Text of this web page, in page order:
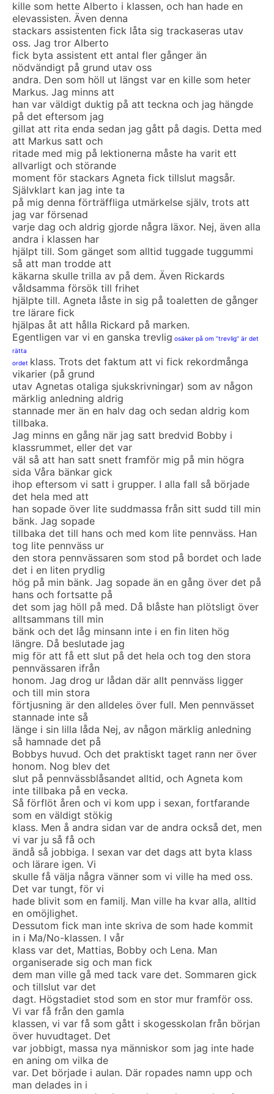
kille som hette Alberto i klassen, och han hade en
elevassisten. Även denna
stackars assistenten fick låta sig trackaseras utav
oss. Jag tror Alberto
fick byta assistent ett antal fler gånger än
nödvändigt på grund utav oss
andra. Den som höll ut längst var en kille som heter
Markus. Jag minns att
han var väldigt duktig på att teckna och jag hängde
på det eftersom jag
gillat att rita enda sedan jag gått på dagis. Detta med
att Markus satt och
ritade med mig på lektionerna måste ha varit ett
allvarligt och störande
moment för stackars Agneta fick tillslut magsår.
Självklart kan jag inte ta
på mig denna förträffliga utmärkelse själv, trots att
jag var försenad
varje dag och aldrig gjorde några läxor. Nej, även alla
andra i klassen har
hjälpt till. Som gänget som alltid tuggade tuggummi
så att man trodde att
käkarna skulle trilla av på dem. Även Rickards
våldsamma försök till frihet
hjälpte till. Agneta låste in sig på toaletten de gånger
tre lärare fick
hjälpas åt att hålla Rickard på marken.
Egentligen var vi en ganska trevlig osäker på om ”trevlig” är det
rätta
ordet klass. Trots det faktum att vi fick rekordmånga
vikarier (på grund
utav Agnetas otaliga sjukskrivningar) som av någon
märklig anledning aldrig
stannade mer än en halv dag och sedan aldrig kom
tillbaka.
Jag minns en gång när jag satt bredvid Bobby i
klassrummet, eller det var
väl så att han satt snett framför mig på min högra
sida Våra bänkar gick
ihop eftersom vi satt i grupper. I alla fall så började
det hela med att
han sopade över lite suddmassa från sitt sudd till min
bänk. Jag sopade
tillbaka det till hans och med kom lite pennväss. Han
tog lite pennväss ur
den stora pennvässaren som stod på bordet och lade
det i en liten prydlig
hög på min bänk. Jag sopade än en gång över det på
hans och fortsatte på
det som jag höll på med. Då blåste han plötsligt över
alltsammans till min
bänk och det låg minsann inte i en fin liten hög
längre. Då beslutade jag
mig för att få ett slut på det hela och tog den stora
pennvässaren ifrån
honom. Jag drog ur lådan där allt pennväss ligger
och till min stora
förtjusning är den alldeles över full. Men pennvässet
stannade inte så
länge i sin lilla låda Nej, av någon märklig anledning
så hamnade det på
Bobbys huvud. Och det praktiskt taget rann ner över
honom. Nog blev det
slut på pennvässblåsandet alltid, och Agneta kom
inte tillbaka på en vecka.
Så förflöt åren och vi kom upp i sexan, fortfarande
som en väldigt stökig
klass. Men å andra sidan var de andra också det, men
vi var ju så få och
ändå så jobbiga. I sexan var det dags att byta klass
och lärare igen. Vi
skulle få välja några vänner som vi ville ha med oss.
Det var tungt, för vi
hade blivit som en familj. Man ville ha kvar alla, alltid
en omöjlighet.
Dessutom fick man inte skriva de som hade kommit
in i Ma/No-klassen. I vår
klass var det, Mattias, Bobby och Lena. Man
organiserade sig och man fick
dem man ville gå med tack vare det. Sommaren gick
och tillslut var det
dagt. Högstadiet stod som en stor mur framför oss.
Vi var få från den gamla
klassen, vi var få som gått i skogesskolan från början
över huvudtaget. Det
var jobbigt, massa nya människor som jag inte hade
en aning om vilka de
var. Det började i aulan. Där ropades namn upp och
man delades in i